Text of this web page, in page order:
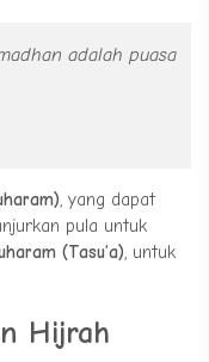
adalah puasa
, yang dapat
pula untuk
(Tasu’a), untuk
Hijrah